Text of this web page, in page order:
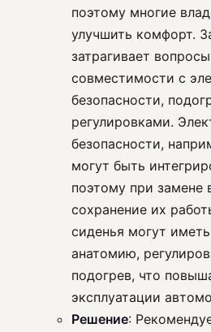
поэтому многие
улучшить комфорт.
затрагивает
совместимости с
безопасности,
регулировками.
безопасности,
могут быть
поэтому при замене
сохранение их
сиденья могут
анатомию,
подогрев, что
эксплуатации
Решение: